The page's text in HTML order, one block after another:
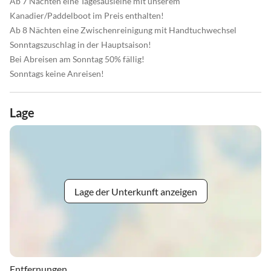
Kanadier/Paddelboot im Preis enthalten!
Ab 8 Nächten eine Zwischenreinigung mit Handtuchwechsel
Sonntagszuschlag in der Hauptsaison!
Bei Abreisen am Sonntag 50% fällig!
Sonntags keine Anreisen!
Lage
Lage der Unterkunft anzeigen